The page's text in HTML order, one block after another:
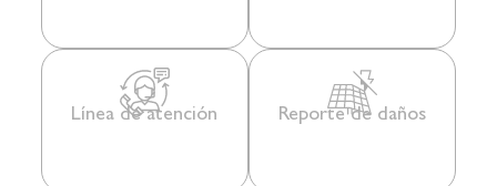
Línea de atención Reporte de daños